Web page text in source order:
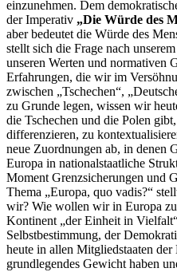
einzunehmen. Dem
der Imperativ „Die Würde des
aber bedeutet die Würde des
stellt sich die Frage nach
unseren Werten und normativen
Erfahrungen, die wir im
zwischen „Tschechen“,
zu Grunde legen, wissen wir
die Tschechen und die Polen
differenzieren, zu
neue Zuordnungen ab, in denen
Europa in nationalstaatliche
Moment Grenzsicherungen und
Thema „Europa, quo vadis?“
wir? Wie wollen wir in Europa
Kontinent „der Einheit in
Selbstbestimmung, der
heute in allen Mitgliedstaaten
grundlegendes Gewicht haben